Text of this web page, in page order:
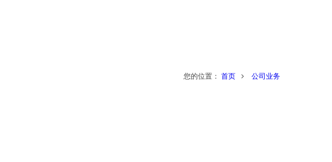
您的位置： 首页 公司业务